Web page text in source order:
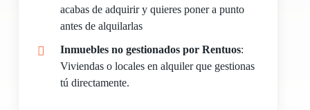
acabas de adquirir y quieres poner a punto
antes de alquilarlas
Inmuebles no gestionados por Rentuos:
Viviendas o locales en alquiler que gestionas
tú directamente.